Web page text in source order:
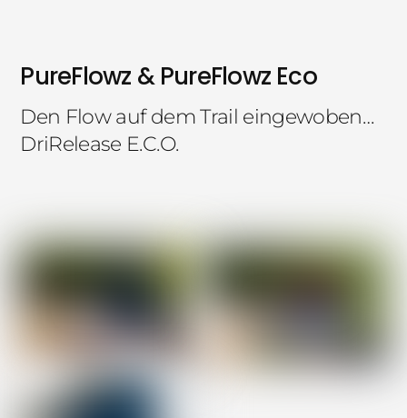
PureFlowz & PureFlowz Eco
Den Flow auf dem Trail eingewoben…
DriRelease E.C.O.